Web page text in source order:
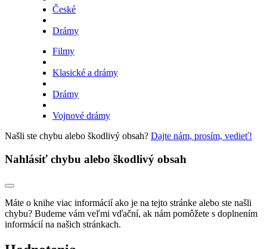
České
Drámy
Filmy
Klasické a drámy
Drámy
Vojnové drámy
Našli ste chybu alebo škodlivý obsah? Dajte nám, prosím, vedieť!
Nahlásiť chybu alebo škodlivý obsah
Máte o knihe viac informácií ako je na tejto stránke alebo ste našli
chybu? Budeme vám veľmi vďační, ak nám pomôžete s doplnením
informácií na našich stránkach.